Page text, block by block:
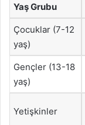
Yaş Grubu
Çocuklar (7-12
yaş)
Gençler (13-18
yaş)
Yetişkinler